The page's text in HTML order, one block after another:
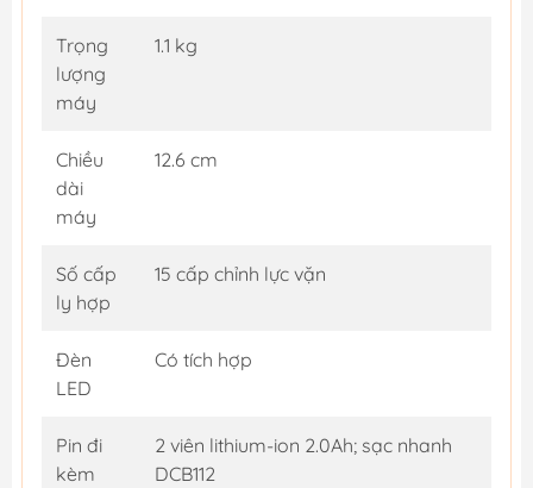
Trọng
lượng
máy
1.1 kg
Chiều
dài
máy
12.6 cm
Số cấp
ly hợp
15 cấp chỉnh lực vặn
Đèn
LED
Có tích hợp
Pin đi
kèm
2 viên lithium-ion 2.0Ah; sạc nhanh
DCB112